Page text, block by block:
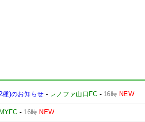
種)のお知らせ - レノファ山口FC - 16時 NEW
- 16時 NEW